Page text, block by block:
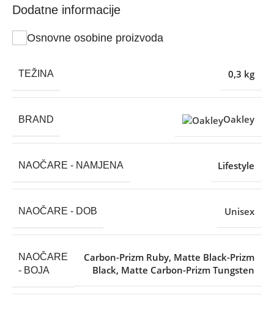
Dodatne informacije
Osnovne osobine proizvoda
TEŽINA 0,3 kg
BRAND Oakley
NAOČARE - NAMJENA Lifestyle
NAOČARE - DOB Unisex
NAOČARE
- BOJA
Carbon-Prizm Ruby, Matte Black-Prizm
Black, Matte Carbon-Prizm Tungsten